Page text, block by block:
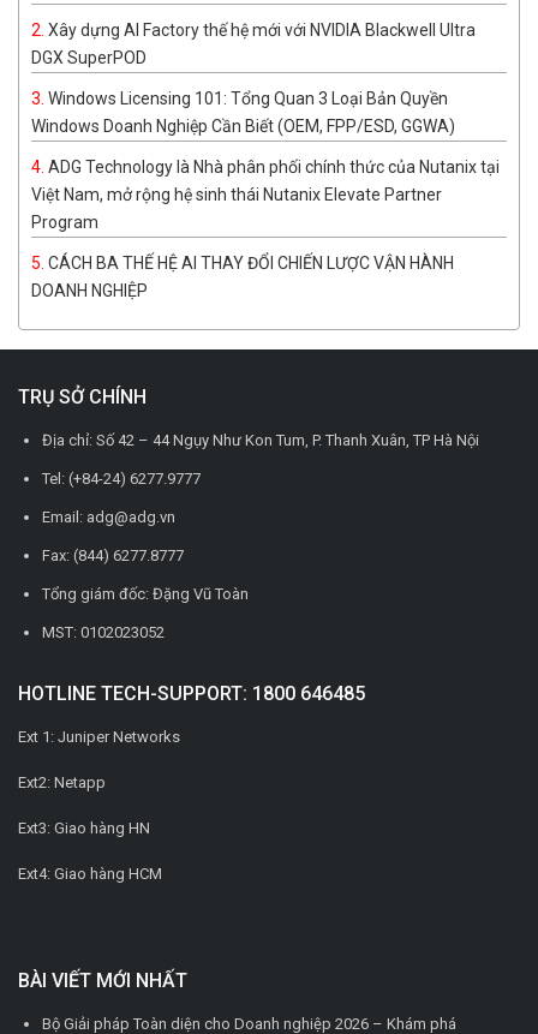
Xây dựng AI Factory thế hệ mới với NVIDIA Blackwell Ultra
DGX SuperPOD
Windows Licensing 101: Tổng Quan 3 Loại Bản Quyền
Windows Doanh Nghiệp Cần Biết (OEM, FPP/ESD, GGWA)
ADG Technology là Nhà phân phối chính thức của Nutanix tại
Việt Nam, mở rộng hệ sinh thái Nutanix Elevate Partner
Program
CÁCH BA THẾ HỆ AI THAY ĐỔI CHIẾN LƯỢC VẬN HÀNH
DOANH NGHIỆP
TRỤ SỞ CHÍNH
Địa chỉ: Số 42 – 44 Ngụy Như Kon Tum, P. Thanh Xuân, TP Hà Nội
Tel: (+84-24) 6277.9777
Email: adg@adg.vn
Fax: (844) 6277.8777
Tổng giám đốc: Đặng Vũ Toàn
MST: 0102023052
HOTLINE TECH-SUPPORT: 1800 646485
Ext 1: Juniper Networks
Ext2: Netapp
Ext3: Giao hàng HN
Ext4: Giao hàng HCM
BÀI VIẾT MỚI NHẤT
Bộ Giải pháp Toàn diện cho Doanh nghiệp 2026 – Khám phá